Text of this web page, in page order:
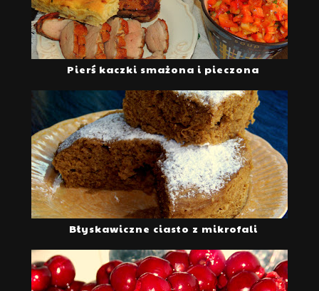
Pierś kaczki smażona i pieczona
Błyskawiczne ciasto z mikrofali